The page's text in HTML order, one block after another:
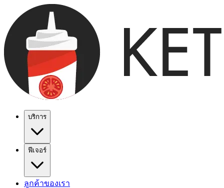
บริการ
ฟีเจอร์
ลูกค้าของเรา